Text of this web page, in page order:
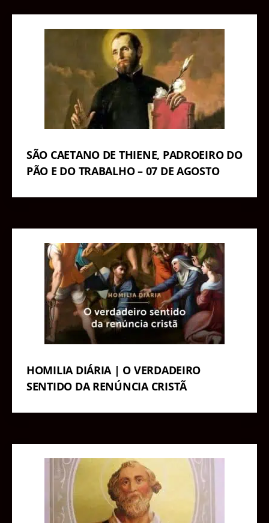
SÃO CAETANO DE THIENE, PADROEIRO DO
PÃO E DO TRABALHO – 07 DE AGOSTO
HOMILIA DIÁRIA | O VERDADEIRO
SENTIDO DA RENÚNCIA CRISTÃ